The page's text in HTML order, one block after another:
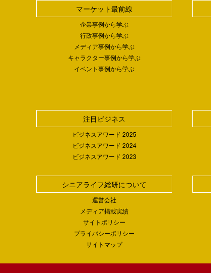
マーケット最前線
企業事例から学ぶ
行政事例から学ぶ
メディア事例から学ぶ
キャラクター事例から学ぶ
イベント事例から学ぶ
注目ビジネス
ビジネスアワード 2025
ビジネスアワード 2024
ビジネスアワード 2023
シニアライフ総研について
運営会社
メディア掲載実績
サイトポリシー
プライバシーポリシー
サイトマップ